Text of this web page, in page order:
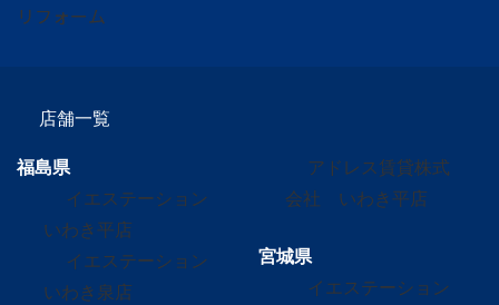
リフォーム
店舗一覧
福島県
イエステーション
いわき平店
イエステーション
いわき泉店
アドレス賃貸株式
会社 いわき平店
宮城県
イエステーション